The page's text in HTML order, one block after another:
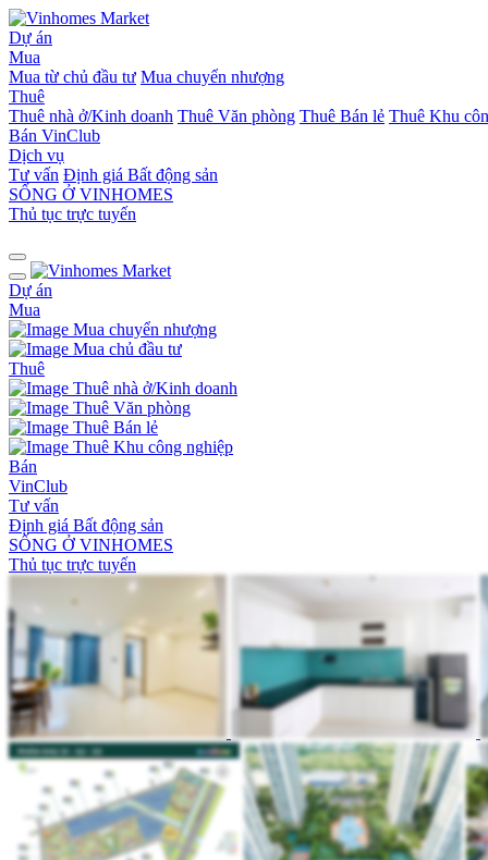
Dự án
Mua
Mua từ chủ đầu tư Mua chuyển nhượng
Thuê
Thuê nhà ở/Kinh doanh Thuê Văn phòng Thuê Bán lẻ Thuê Khu
Bán VinClub
Dịch vụ
Tư vấn Định giá Bất động sản
SỐNG Ở VINHOMES
Thủ tục trực tuyến
Dự án
Mua
Mua chuyển nhượng
Mua chủ đầu tư
Thuê
Thuê nhà ở/Kinh doanh
Thuê Văn phòng
Thuê Bán lẻ
Thuê Khu công nghiệp
Bán
VinClub
Tư vấn
Định giá Bất động sản
SỐNG Ở VINHOMES
Thủ tục trực tuyến